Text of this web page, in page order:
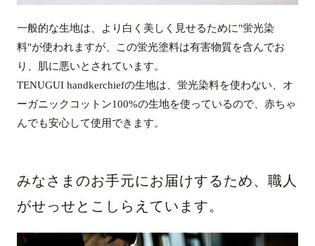
一般的な生地は、より白く美しく見せるために"蛍光染
料"が使われますが、この蛍光塗料は有害物質を含んでお
り、肌に悪いとされています。
TENUGUI handkerchiefの生地は、蛍光染料を使わない、オ
ーガニックコットン100%の生地を使っているので、赤ちゃ
んでも安心して使用できます。
みなさまのお手元にお届けするため、職人
がせっせとこしらえています。